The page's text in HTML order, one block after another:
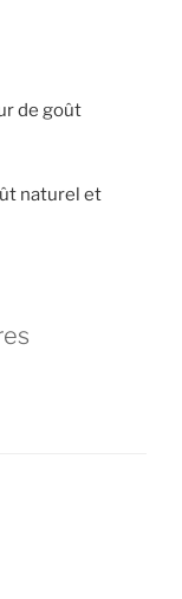
de goût
naturel et